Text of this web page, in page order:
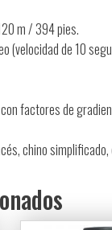
m / 394 pies.
(velocidad de 10
factores de
chino